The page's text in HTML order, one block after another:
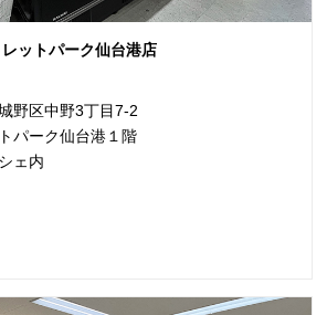
ットパーク仙台港店
野区中野3丁目7-2
パーク仙台港１階
ェ内